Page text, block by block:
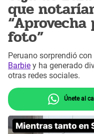
que
foto”
Peruano sorprendió
Barbie y ha generado
otras redes sociales.
Únete al